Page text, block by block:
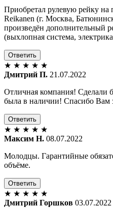
Приобретал рулевую рейку на
Reikanen (г. Москва,
произведён дополнительный
(выхлопная система,
Ответить
★ ★ ★ ★ ★
Дмитрий П. 21.07.2022
Отличная компания! Сделали
была в наличии! Спасибо Вам
Ответить
★ ★ ★ ★ ★
Максим Н. 08.07.2022
Молодцы. Гарантийные
объёме.
Ответить
★ ★ ★ ★ ★
Дмитрий Горшков 03.07.2022